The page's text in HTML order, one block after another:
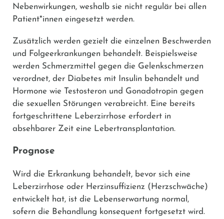
Nebenwirkungen, weshalb sie nicht regulär bei allen
Patient*innen eingesetzt werden.
Zusätzlich werden gezielt die einzelnen Beschwerden
und Folgeerkrankungen behandelt. Beispielsweise
werden Schmerzmittel gegen die Gelenkschmerzen
verordnet, der Diabetes mit Insulin behandelt und
Hormone wie Testosteron und Gonadotropin gegen
die sexuellen Störungen verabreicht. Eine bereits
fortgeschrittene Leberzirrhose erfordert in
absehbarer Zeit eine Lebertransplantation.
Prognose
Wird die Erkrankung behandelt, bevor sich eine
Leberzirrhose oder Herzinsuffizienz (Herzschwäche)
entwickelt hat, ist die Lebenserwartung normal,
sofern die Behandlung konsequent fortgesetzt wird.